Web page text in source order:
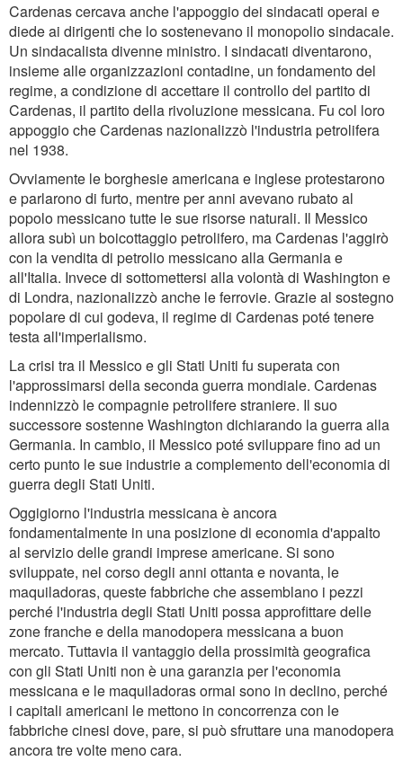
Cardenas cercava anche l'appoggio dei sindacati operai e
diede ai dirigenti che lo sostenevano il monopolio sindacale.
Un sindacalista divenne ministro. I sindacati diventarono,
insieme alle organizzazioni contadine, un fondamento del
regime, a condizione di accettare il controllo del partito di
Cardenas, il partito della rivoluzione messicana. Fu col loro
appoggio che Cardenas nazionalizzò l'industria petrolifera
nel 1938.
Ovviamente le borghesie americana e inglese protestarono
e parlarono di furto, mentre per anni avevano rubato al
popolo messicano tutte le sue risorse naturali. Il Messico
allora subì un boicottaggio petrolifero, ma Cardenas l'aggirò
con la vendita di petrolio messicano alla Germania e
all'Italia. Invece di sottomettersi alla volontà di Washington e
di Londra, nazionalizzò anche le ferrovie. Grazie al sostegno
popolare di cui godeva, il regime di Cardenas poté tenere
testa all'imperialismo.
La crisi tra il Messico e gli Stati Uniti fu superata con
l'approssimarsi della seconda guerra mondiale. Cardenas
indennizzò le compagnie petrolifere straniere. Il suo
successore sostenne Washington dichiarando la guerra alla
Germania. In cambio, il Messico poté sviluppare fino ad un
certo punto le sue industrie a complemento dell'economia di
guerra degli Stati Uniti.
Oggigiorno l'industria messicana è ancora
fondamentalmente in una posizione di economia d'appalto
al servizio delle grandi imprese americane. Si sono
sviluppate, nel corso degli anni ottanta e novanta, le
maquiladoras, queste fabbriche che assemblano i pezzi
perché l'industria degli Stati Uniti possa approfittare delle
zone franche e della manodopera messicana a buon
mercato. Tuttavia il vantaggio della prossimità geografica
con gli Stati Uniti non è una garanzia per l'economia
messicana e le maquiladoras ormai sono in declino, perché
i capitali americani le mettono in concorrenza con le
fabbriche cinesi dove, pare, si può sfruttare una manodopera
ancora tre volte meno cara.